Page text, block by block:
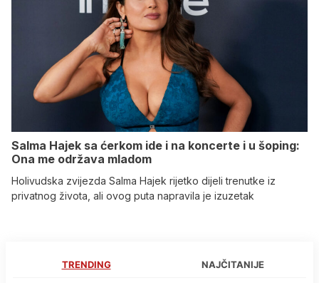
Salma Hajek sa ćerkom ide i na koncerte i u šoping:
Ona me održava mladom
Holivudska zvijezda Salma Hajek rijetko dijeli trenutke iz
privatnog života, ali ovog puta napravila je izuzetak
TRENDING NAJČITANIJE